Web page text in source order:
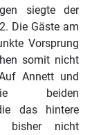
siegte der
Die Gäste am
Vorsprung
somit nicht
Annett und
beiden
das hintere
bisher nicht